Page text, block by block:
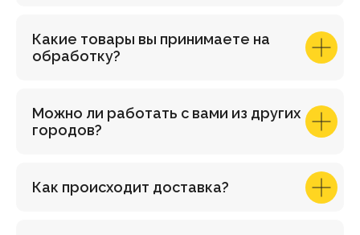
Какие товары вы принимаете на
обработку?
Можно ли работать с вами из других
городов?
Как происходит доставка?